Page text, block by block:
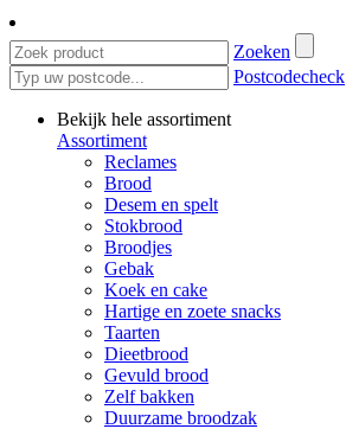
Zoeken
Postcodecheck
Bekijk hele assortiment
Assortiment
Reclames
Brood
Desem en spelt
Stokbrood
Broodjes
Gebak
Koek en cake
Hartige en zoete snacks
Taarten
Dieetbrood
Gevuld brood
Zelf bakken
Duurzame broodzak